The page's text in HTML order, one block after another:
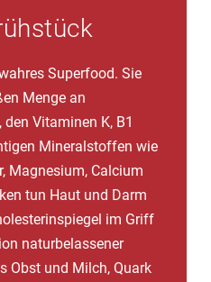
Superfood. Sie
Menge an
Vitaminen K, B1
Mineralstoffen wie
Magnesium, Calcium
tun Haut und Darm
im Griff
naturbelassener
Obst und Milch, Quark